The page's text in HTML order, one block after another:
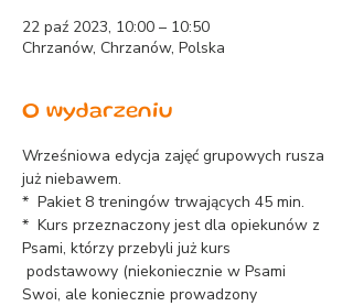
22 paź 2023, 10:00 – 10:50
Chrzanów, Chrzanów, Polska
O wydarzeniu
Wrześniowa edycja zajęć grupowych rusza
już niebawem.
*  Pakiet 8 treningów trwających 45 min.
*  Kurs przeznaczony jest dla opiekunów z
Psami, którzy przebyli już kurs
podstawowy (niekoniecznie w Psami
Swoi, ale koniecznie prowadzony